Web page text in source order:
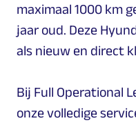
maximaal 1000 km
jaar oud. Deze
als nieuw en direct
Bij Full Operational
onze volledige